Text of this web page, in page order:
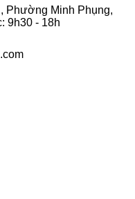
Phường Minh Phụng,
9h30 - 18h